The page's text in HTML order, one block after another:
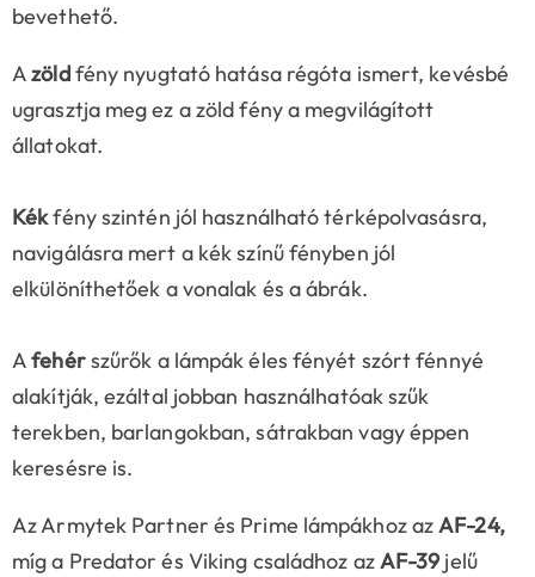
bevethető.
Azöldfény nyugtató hatása régóta ismert, kevésbé
ugrasztja meg ez a zöld fény a megvilágított
állatokat.
Kékfény szintén jól használható térképolvasásra,
navigálásra mert a kék színű fényben jól
elkülöníthetőek a vonalak és a ábrák.
Afehérszűrők a lámpák éles fényét szórt fénnyé
alakítják, ezáltal jobban használhatóak szűk
terekben, barlangokban, sátrakban vagy éppen
keresésre is.
Az Armytek Partner és Prime lámpákhoz azAF-24,
míg a Predator és Viking családhoz azAF-39jelű